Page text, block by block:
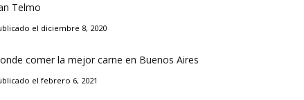
Telmo
el diciembre 8, 2020
comer la mejor carne en Buenos Aires
el febrero 6, 2021